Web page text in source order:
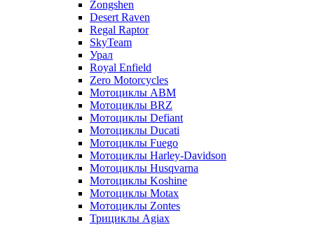
Zongshen
Desert Raven
Regal Raptor
SkyTeam
Урал
Royal Enfield
Zero Motorcycles
Мотоциклы ABM
Мотоциклы BRZ
Мотоциклы Defiant
Мотоциклы Ducati
Мотоциклы Fuego
Мотоциклы Harley-Davidson
Мотоциклы Husqvarna
Мотоциклы Koshine
Мотоциклы Motax
Мотоциклы Zontes
Трициклы Agiax